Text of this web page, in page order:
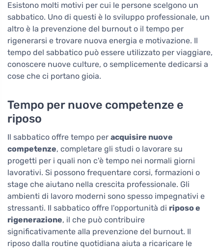
Esistono molti motivi per cui le persone scelgono un
sabbatico. Uno di questi è lo sviluppo professionale, un
altro è la prevenzione del burnout o il tempo per
rigenerarsi e trovare nuova energia e motivazione. Il
tempo del sabbatico può essere utilizzato per viaggiare,
conoscere nuove culture, o semplicemente dedicarsi a
cose che ci portano gioia.
Tempo per nuove competenze e
riposo
Il sabbatico offre tempo per acquisire nuove
competenze, completare gli studi o lavorare su
progetti per i quali non c'è tempo nei normali giorni
lavorativi. Si possono frequentare corsi, formazioni o
stage che aiutano nella crescita professionale. Gli
ambienti di lavoro moderni sono spesso impegnativi e
stressanti. Il sabbatico offre l'opportunità di riposo e
rigenerazione, il che può contribuire
significativamente alla prevenzione del burnout. Il
riposo dalla routine quotidiana aiuta a ricaricare le